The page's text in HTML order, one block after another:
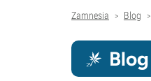
Zamnesia > Blog >
Blog